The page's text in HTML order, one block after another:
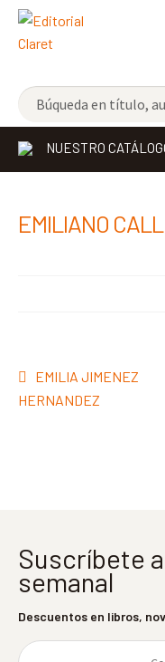
NOVEDADES
LOS MÁS
NUESTRO
EMILIANO
Navegación
de
Anterior:
EMILIA JIMENEZ
HERNANDEZ
Suscríbete
semanal
Descuentos en libros,